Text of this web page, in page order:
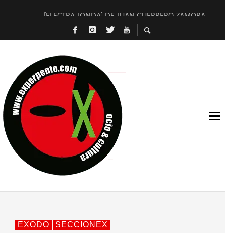
[ELECTRA JONDA] DE JUAN GUERRERO ZAMORA
TIMBRE 4, LA ESCUELA DEL DIRECTOR TEATRAL CLAUDIO
MILITARES JUDÍAS EN #EXVITA
D’BALDOMEROS REINVENTAN [BITÁCORA 3.0] EN EXVITA
MARSHALL FLASH PRESENTA EN EXVITA [RELATIVA
JOFRE BARDAGÍ EN EXVITA INTERPRETANDO A SERRAT
YORCH PRESENTA [CURSO DE ARMONÍA PERSECUTORIA]
MAGALÍ SARE NOS EXPLICA [DESCASADA]
EXODO SECCIONEX